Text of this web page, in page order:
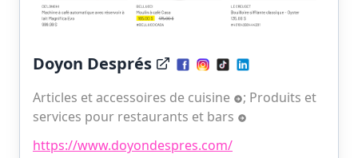
Doyon Després
Articles et accessoires de cuisine ; Produits et
services pour restaurants et bars
https://www.doyondespres.com/